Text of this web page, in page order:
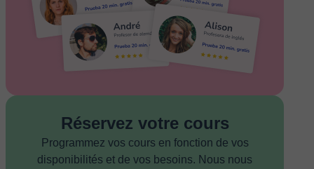
Réservez votre cours
Programmez vos cours en fonction de vos
disponibilités et de vos besoins. Nous nous